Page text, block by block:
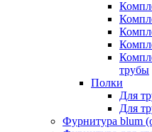
трубы
Полки
Для
Для
Фурнитура blum